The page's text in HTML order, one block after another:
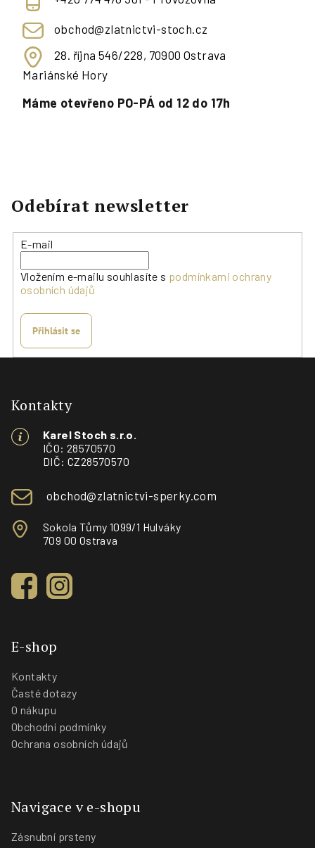
obchod@zlatnictvi-stoch.cz
28. října 546/228, 70900 Ostrava
Mariánské Hory
Máme otevřeno PO-PÁ od 12 do 17h
Odebírat newsletter
E-mail
Vložením e-mailu souhlasíte s podmínkami ochrany
osobních údajů
Přihlásit se
Kontakty
Karel Stoch s.r.o.
IČO: 28570570
DIČ: CZ28570570
obchod@zlatnictvi-sperky.com
Sokola Tůmy 1099/1 Hulváky
709 00 Ostrava
E-shop
Kontakty
Časté dotazy
O nákupu
Obchodní podmínky
Ochrana osobních údajů
Navigace v e-shopu
Zásnubní prsteny